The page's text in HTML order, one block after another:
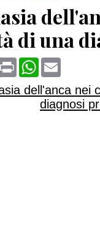
di una
Print WhatsApp